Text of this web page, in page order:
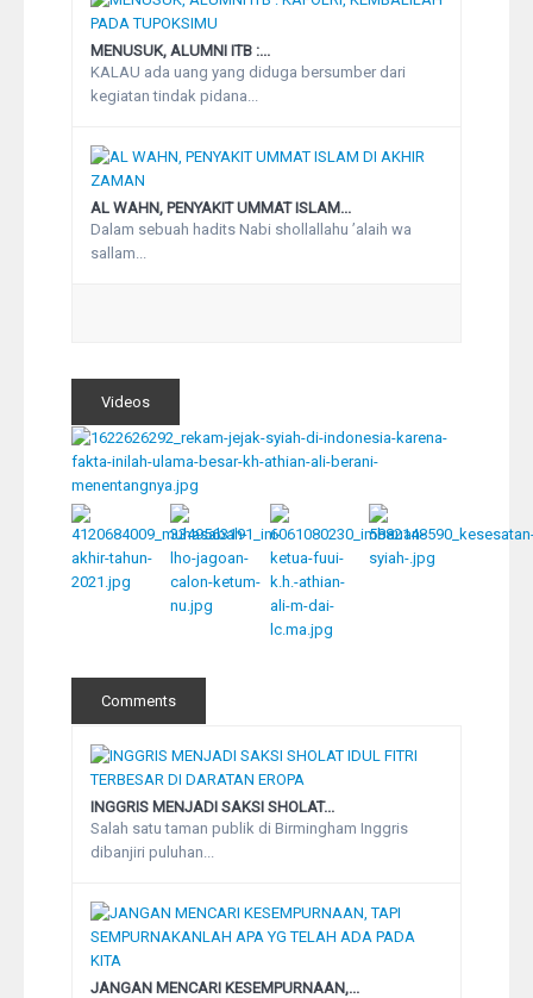
MENUSUK, ALUMNI ITB :...
KALAU ada uang yang diduga bersumber dari
kegiatan tindak pidana...
AL WAHN, PENYAKIT UMMAT ISLAM...
Dalam sebuah hadits Nabi shollallahu ’alaih wa
sallam...
Videos
Comments
INGGRIS MENJADI SAKSI SHOLAT...
Salah satu taman publik di Birmingham Inggris
dibanjiri puluhan...
JANGAN MENCARI KESEMPURNAAN,...